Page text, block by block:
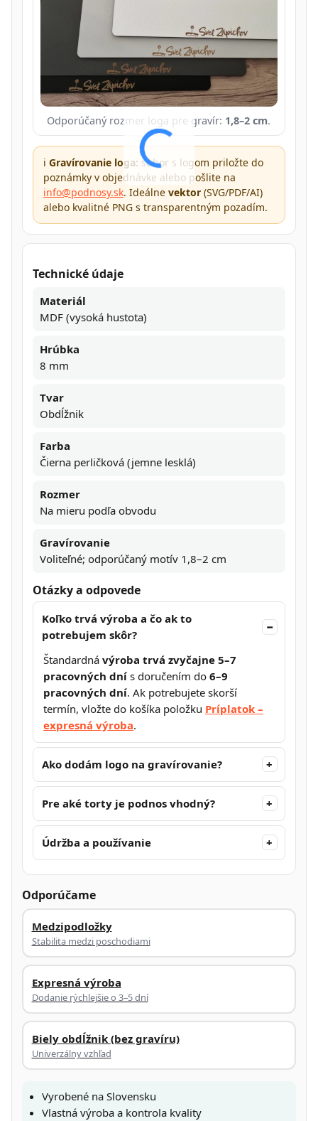
Odporúčaný rozmer loga pre gravír: 1,8–2 cm.
ℹ️ Gravírovanie loga: súbor s logom priložte do
poznámky v objednávke alebo pošlite na
info@podnosy.sk. Ideálne vektor (SVG/PDF/AI)
alebo kvalitné PNG s transparentným pozadím.
Technické údaje
Materiál
MDF (vysoká hustota)
Hrúbka
8 mm
Tvar
Obdĺžnik
Farba
Čierna perličková (jemne lesklá)
Rozmer
Na mieru podľa obvodu
Gravírovanie
Voliteľné; odporúčaný motív 1,8–2 cm
Otázky a odpovede
Koľko trvá výroba a čo ak to
potrebujem skôr?
Štandardná výroba trvá zvyčajne 5–7
pracovných dní s doručením do 6–9
pracovných dní. Ak potrebujete skorší
termín, vložte do košíka položku Príplatok –
expresná výroba.
Ako dodám logo na gravírovanie?
Pre aké torty je podnos vhodný?
Údržba a používanie
Odporúčame
Medzipodložky
Stabilita medzi poschodiami
Expresná výroba
Dodanie rýchlejšie o 3–5 dní
Biely obdĺžnik (bez gravíru)
Univerzálny vzhľad
Vyrobené na Slovensku
Vlastná výroba a kontrola kvality